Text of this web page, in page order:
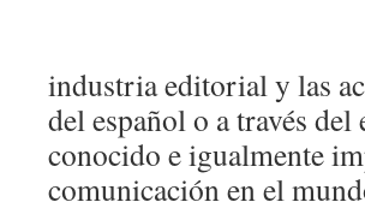
industria editorial y las
del español o a través
conocido e igualmente
comunicación en el